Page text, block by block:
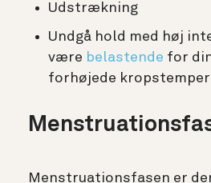
Udstrækning
Undgå hold med høj
være belastende for
forhøjede
Menstruationsfasen er